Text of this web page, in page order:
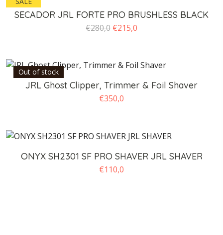
SECADOR JRL FORTE PRO BRUSHLESS BLACK
€280,0 O
era:
€280,0.
€215,0
é:
€215,0.
Out of stock
JRL Ghost Clipper, Trimmer & Foil Shaver
€350,0
ONYX SH2301 SF PRO SHAVER JRL SHAVER
€110,0